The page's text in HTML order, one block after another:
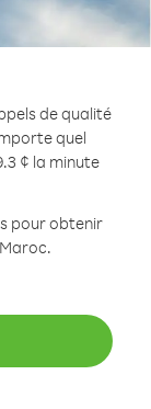
de qualité
quel
¢ la minute
pour obtenir